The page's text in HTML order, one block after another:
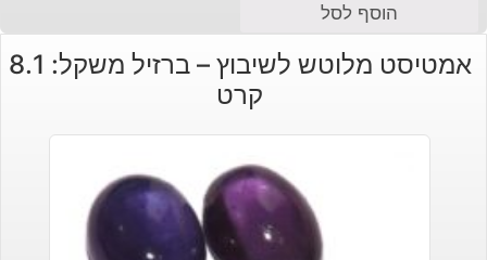
הוסף לסל
אמטיסט מלוטש לשיבוץ – ברזיל משקל: 8.1
קרט